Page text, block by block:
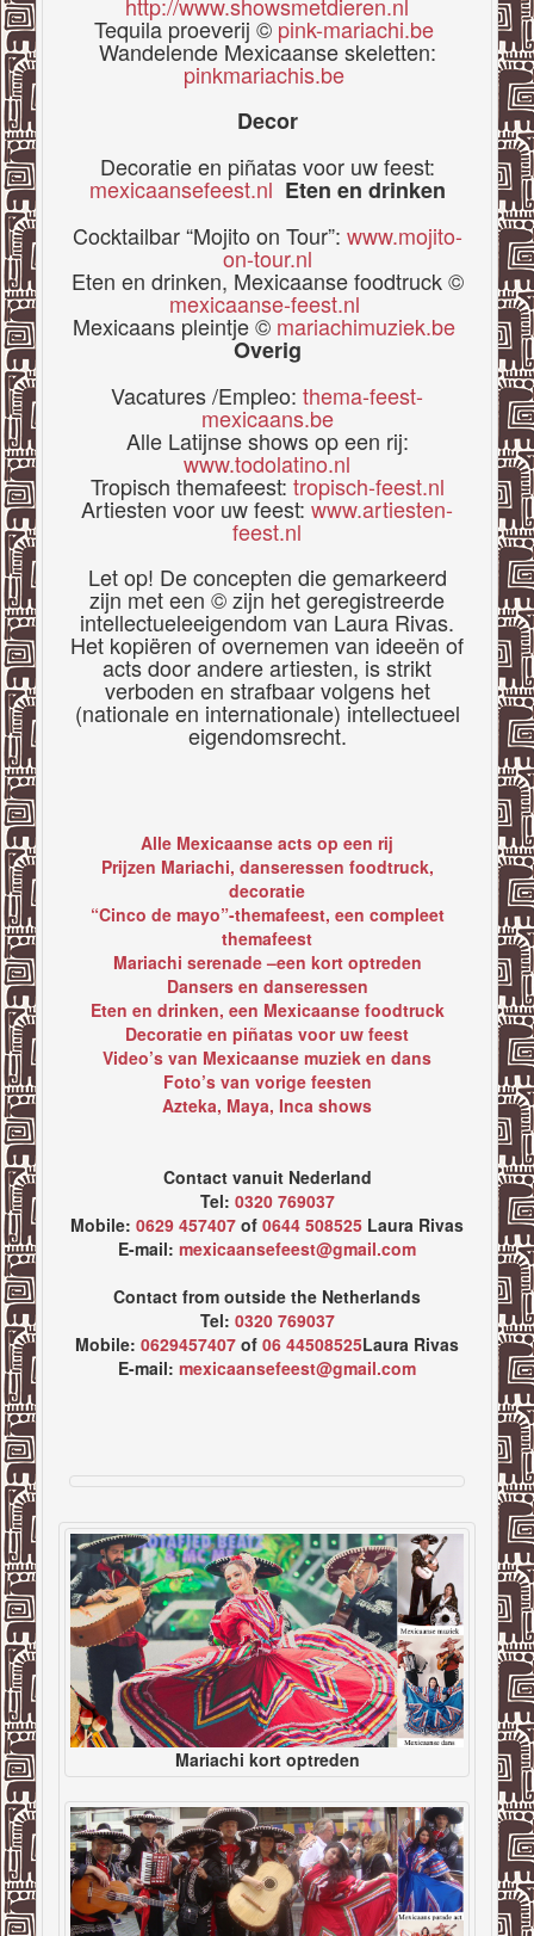
Tequila proeverij © pink-mariachi.be
Wandelende Mexicaanse skeletten:
pinkmariachis.be
Decor
Decoratie en piñatas voor uw feest:
mexicaansefeest.nl Eten en drinken
Cocktailbar “Mojito on Tour”: www.mojito-
on-tour.nl
Eten en drinken, Mexicaanse foodtruck ©
mexicaanse-feest.nl
Mexicaans pleintje © mariachimuziek.be
Overig
Vacatures /Empleo: thema-feest-
mexicaans.be
Alle Latijnse shows op een rij:
www.todolatino.nl
Tropisch themafeest: tropisch-feest.nl
Artiesten voor uw feest: www.artiesten-
feest.nl
Let op! De concepten die gemarkeerd
zijn met een © zijn het geregistreerde
intellectueleeigendom van Laura Rivas.
Het kopiëren of overnemen van ideeën of
acts door andere artiesten, is strikt
verboden en strafbaar volgens het
(nationale en internationale) intellectueel
eigendomsrecht.
Alle Mexicaanse acts op een rij
Prijzen Mariachi, danseressen foodtruck,
decoratie
“Cinco de mayo”-themafeest, een compleet
themafeest
Mariachi serenade –een kort optreden
Dansers en danseressen
Eten en drinken, een Mexicaanse foodtruck
Decoratie en piñatas voor uw feest
Video’s van Mexicaanse muziek en dans
Foto’s van vorige feesten
Azteka, Maya, Inca shows
Contact vanuit Nederland
Tel: 0320 769037
Mobile: 0629 457407 of 0644 508525 Laura Rivas
E-mail: mexicaansefeest@gmail.com
Contact from outside the Netherlands
Tel: 0320 769037
Mobile: 0629457407 of 06 44508525Laura Rivas
E-mail: mexicaansefeest@gmail.com
Mariachi kort optreden